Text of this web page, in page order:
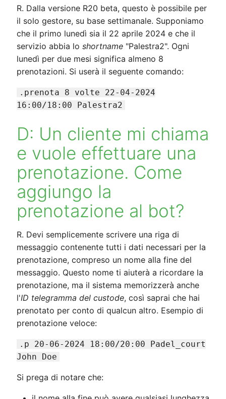
R. Dalla versione R20 beta, questo è possibile per
il solo gestore, su base settimanale. Supponiamo
che il primo lunedì sia il 22 aprile 2024 e che il
servizio abbia lo shortname"Palestra2". Ogni
lunedì per due mesi significa almeno 8
prenotazioni. Si userà il seguente comando:
.prenota 8 volte 22-04-2024
16:00/18:00 Palestra2
D: Un cliente mi chiama
e vuole effettuare una
prenotazione. Come
aggiungo la
prenotazione al bot?
R. Devi semplicemente scrivere una riga di
messaggio contenente tutti i dati necessari per la
prenotazione, compreso un nome alla fine del
messaggio. Questo nome ti aiuterà a ricordare la
prenotazione, ma il sistema memorizzerà anche
l'ID telegramma del custode, così saprai che hai
prenotato per conto di qualcun altro. Esempio di
prenotazione veloce:
.p 20-06-2024 18:00/20:00 Padel_court
John Doe
Si prega di notare che: